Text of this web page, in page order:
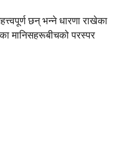
छन् भन्ने धारणा राखेका
मानिसहरूबीचको परस्पर